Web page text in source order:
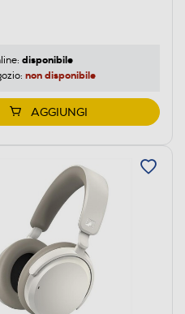
disponibile
non disponibile
AGGIUNGI